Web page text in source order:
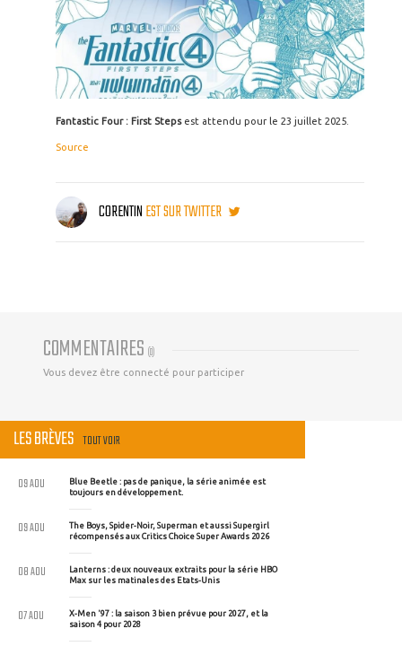
Fantastic Four : First Stepsest attendu pour le 23 juillet 2025.
Source
CORENTINEST SUR TWITTER
COMMENTAIRES (0)
Vous devez être connecté pour participer
LES BRÈVES TOUT VOIR
Blue Beetle : pas de panique, la série animée est
toujours en développement.
09 AOU
The Boys, Spider-Noir, Superman et aussi Supergirl
récompensés aux Critics Choice Super Awards 2026
09 AOU
Lanterns : deux nouveaux extraits pour la série HBO
Max sur les matinales des Etats-Unis
08 AOU
X-Men '97 : la saison 3 bien prévue pour 2027, et la
saison 4 pour 2028
07 AOU